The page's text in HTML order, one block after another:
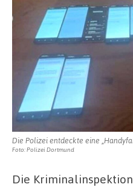
Die Polizei entdeckte eine
Foto: Polizei Dortmund
Die